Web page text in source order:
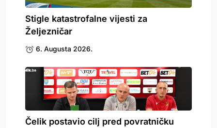
Stigle katastrofalne vijesti za
Željezničar
6. Augusta 2026.
Čelik postavio cilj pred povratničku